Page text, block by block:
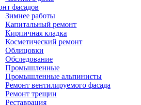
фасадов
Зимнее работы
Капитальный ремонт
Кирпичная кладка
Косметический ремонт
Облицовки
Обследование
Промышленные
Промышленные альпинисты
Ремонт вентилируемого фасада
Ремонт трещин
Реставрация